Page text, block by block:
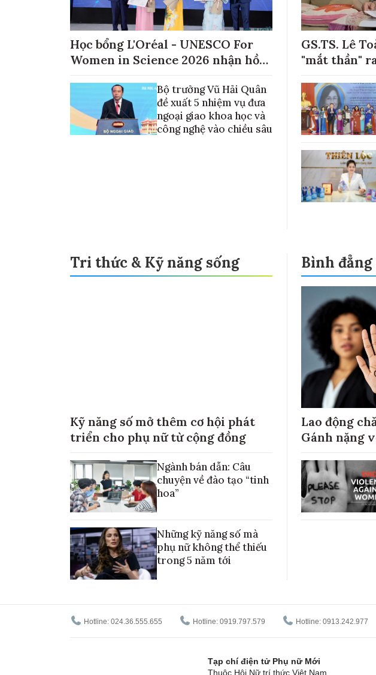
Học bổng L'Oréal - UNESCO For
Women in Science 2026 nhận hồ
Bộ trưởng Vũ Hải Quân
đề xuất 5 nhiệm vụ đưa
ngoại giao khoa học và
công nghệ vào chiều sâu
GS.TS. Lê
"mắt thần"
Tri thức & Kỹ năng sống
Kỹ năng số mở thêm cơ hội phát
triển cho phụ nữ từ cộng đồng
Ngành bán dẫn: Câu
chuyện về đào tạo “tinh
hoa”
Những kỹ năng số mà
phụ nữ không thể thiếu
trong 5 năm tới
Bình
Lao động
Gánh nặng
Hotline: 024.36.555.655 Hotline: 0919.797.579 Hotline: 0913.242.977
Tạp chí điện tử Phụ nữ Mới
Thuộc Hội Nữ trí thức Việt Nam